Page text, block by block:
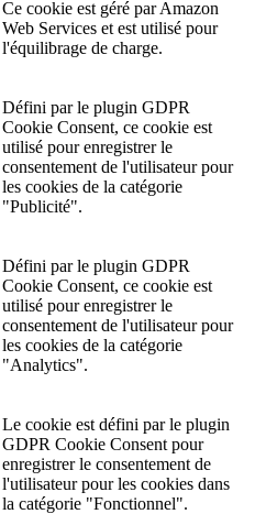
Ce cookie est géré par Amazon
Web Services et est utilisé pour
l'équilibrage de charge.
Défini par le plugin GDPR
Cookie Consent, ce cookie est
utilisé pour enregistrer le
consentement de l'utilisateur pour
les cookies de la catégorie
"Publicité".
Défini par le plugin GDPR
Cookie Consent, ce cookie est
utilisé pour enregistrer le
consentement de l'utilisateur pour
les cookies de la catégorie
"Analytics".
Le cookie est défini par le plugin
GDPR Cookie Consent pour
enregistrer le consentement de
l'utilisateur pour les cookies dans
la catégorie "Fonctionnel".